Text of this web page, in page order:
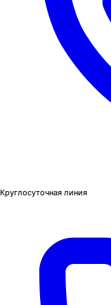
Круглосуточная линия